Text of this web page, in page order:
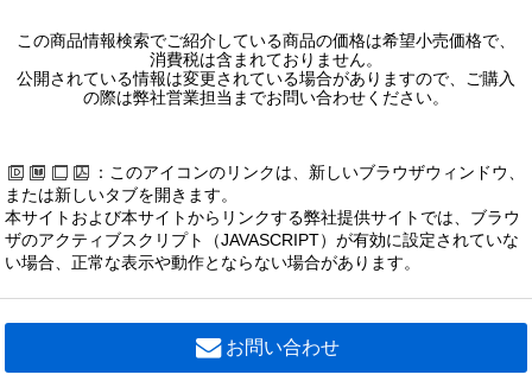
この商品情報検索でご紹介している商品の価格は希望小売価格で、
消費税は含まれておりません。
公開されている情報は変更されている場合がありますので、ご購入
の際は弊社営業担当までお問い合わせください。
：このアイコンのリンクは、新しいブラウザウィンドウ、
または新しいタブを開きます。
本サイトおよび本サイトからリンクする弊社提供サイトでは、ブラウ
ザのアクティブスクリプト（JAVASCRIPT）が有効に設定されていな
い場合、正常な表示や動作とならない場合があります。
お問い合わせ